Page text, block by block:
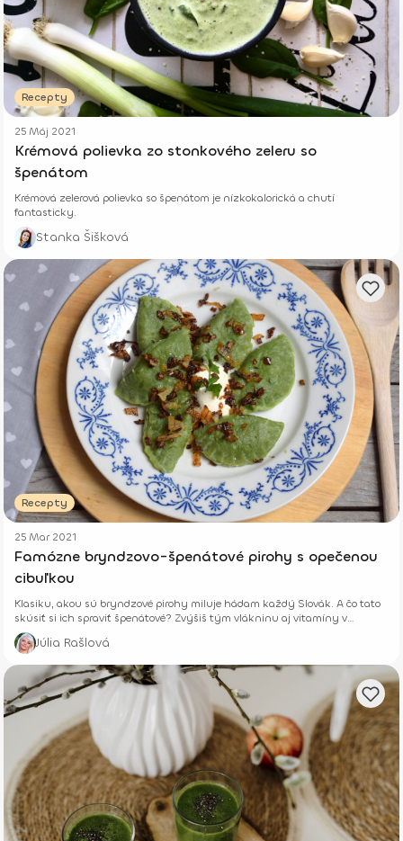
Recepty
25 Máj 2021
Krémová polievka zo stonkového zeleru so
špenátom
Krémová zelerová polievka so špenátom je nízkokalorická a chutí
fantasticky.
Stanka Šišková
Recepty
25 Mar 2021
Famózne bryndzovo-špenátové pirohy s opečenou
cibuľkou
Klasiku, akou sú bryndzové pirohy miluje hádam každý Slovák. A čo tato
skúsiť si ich spraviť špenátové? Zvýšiš tým vlákninu aj vitamíny v
tradičnom jedle.
Júlia Rašlová